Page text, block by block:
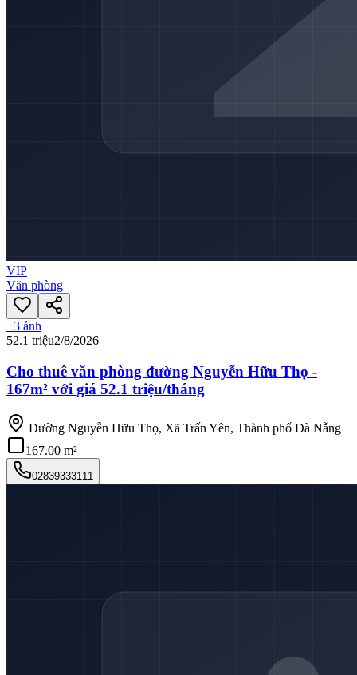
VIP
Văn phòng
+3 ảnh
52.1 triệu2/8/2026
Cho thuê văn phòng đường Nguyễn Hữu Thọ -
167m² với giá 52.1 triệu/tháng
Đường Nguyễn Hữu Thọ, Xã Trấn Yên, Thành phố Đà Nẵng
167.00 m²
02839333111